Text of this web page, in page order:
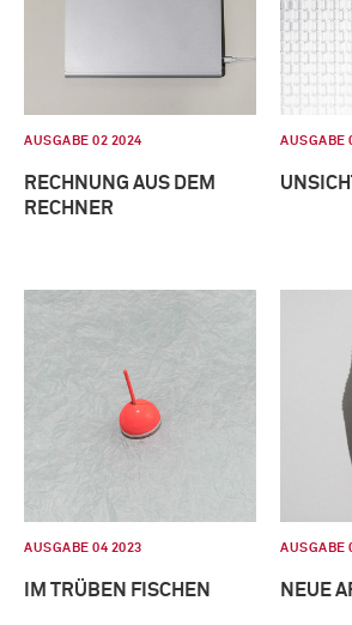
AUSGABE 02 2024
RECHNUNG AUS DEM
RECHNER
AUSGABE
AUSGABE 04 2023
IM TRÜBEN FISCHEN
AUSGABE
NEUE